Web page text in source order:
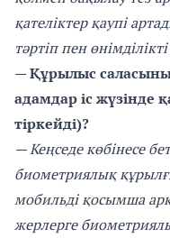
қателіктер қаупі
тәртіп пен
— Құрылыс
адамдар іс жүзінде
тіркейді)?
— Кеңседе көбінесе
биометриялық
мобильді қосымша
жерлерге